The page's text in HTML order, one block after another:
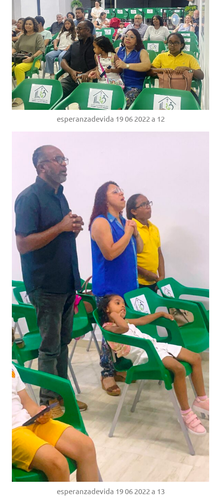
esperanzadevida 19 06 2022 a 12
esperanzadevida 19 06 2022 a 13